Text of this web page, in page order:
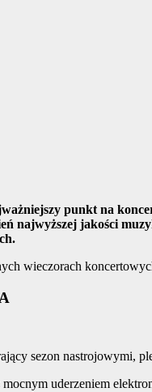
punkt na
jakości
wieczorach
sezon nastrojowymi,
uderzeniem